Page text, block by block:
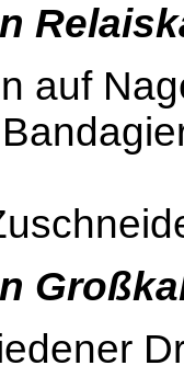
auf